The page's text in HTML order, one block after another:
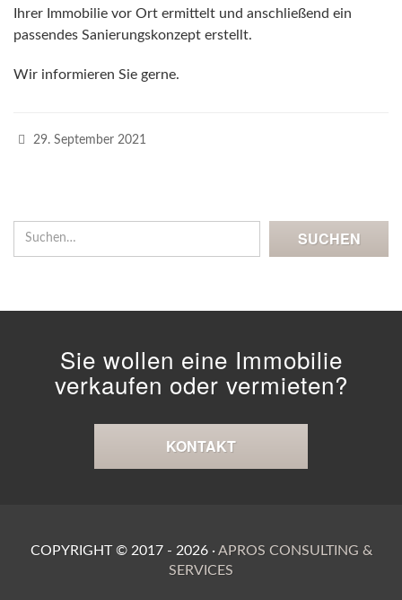
Ihrer Immobilie vor Ort ermittelt und anschließend ein
passendes Sanierungskonzept erstellt.
Wir informieren Sie gerne.
29. September 2021
Sie wollen eine Immobilie
verkaufen oder vermieten?
KONTAKT
COPYRIGHT © 2017 - 2026·APROS CONSULTING &
SERVICES